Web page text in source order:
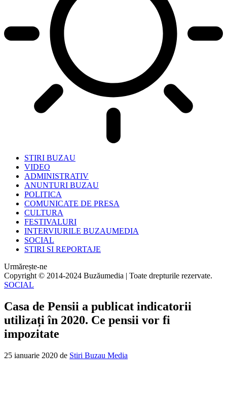
STIRI BUZAU
VIDEO
ADMINISTRATIV
ANUNTURI BUZAU
POLITICA
COMUNICATE DE PRESA
CULTURA
FESTIVALURI
INTERVIURILE BUZAUMEDIA
SOCIAL
STIRI SI REPORTAJE
Urmărește-ne
Copyright © 2014-2024 Buzăumedia | Toate drepturile rezervate.
SOCIAL
Casa de Pensii a publicat indicatorii
utilizați în 2020. Ce pensii vor fi
impozitate
25 ianuarie 2020 de Stiri Buzau Media